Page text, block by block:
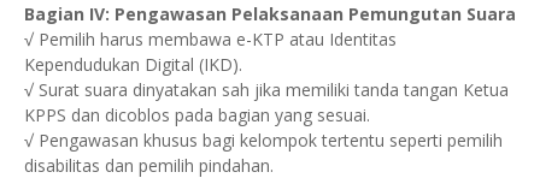
Bagian IV: Pengawasan Pelaksanaan Pemungutan Suara
√ Pemilih harus membawa e-KTP atau Identitas
Kependudukan Digital (IKD).
√ Surat suara dinyatakan sah jika memiliki tanda tangan Ketua
KPPS dan dicoblos pada bagian yang sesuai.
√ Pengawasan khusus bagi kelompok tertentu seperti pemilih
disabilitas dan pemilih pindahan.